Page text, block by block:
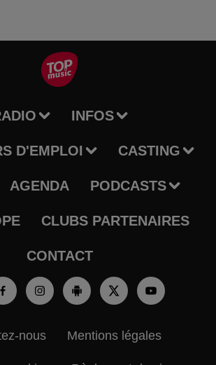
INFOS
D'EMPLOI CASTING
AGENDA PODCASTS
CLUBS PARTENAIRES
CONTACT
nous Mentions légales